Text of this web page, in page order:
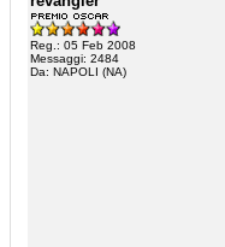
Reg.: 05 Feb 2008
Messaggi: 2484
Da: NAPOLI (NA)